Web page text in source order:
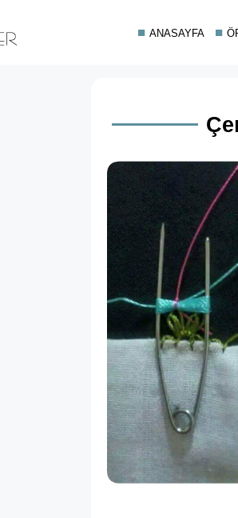
ANASAYFA